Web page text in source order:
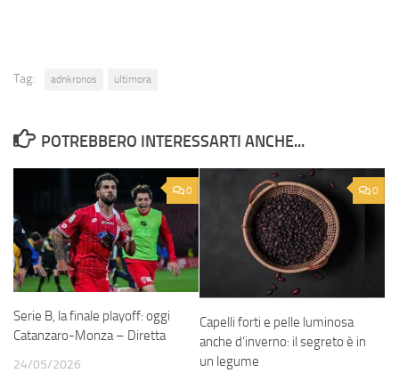
Tag: adnkronos ultimora
POTREBBERO INTERESSARTI ANCHE...
0
Serie B, la finale playoff: oggi
Catanzaro-Monza – Diretta
24/05/2026
0
Capelli forti e pelle luminosa
anche d’inverno: il segreto è in
un legume